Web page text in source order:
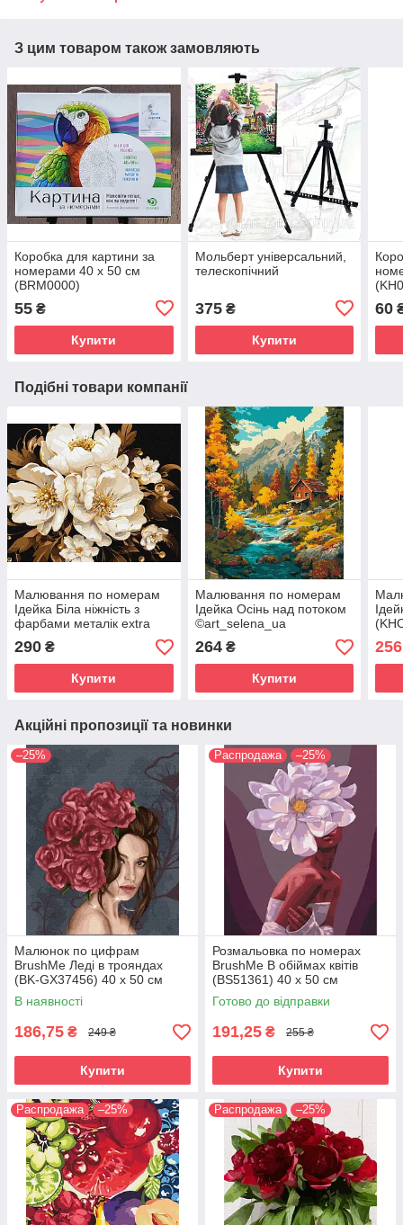
З цим товаром також замовляють
Коробка для картини за
номерами 40 х 50 см
(BRM0000)
55 ₴
Купити
Мольберт універсальний,
телескопічний
375₴
Купити
60
Подібні товари компанії
Малювання по номерам
Ідейка Біла ніжність з
фарбами металік extra
©victoria_art___
(KHO3271) 40 х 50 см
290 ₴
Купити
Малювання по номерам
Ідейка Осінь над потоком
©art_selena_ua
(KHO6416) 40 х 50 см
264₴
Купити
Акційні пропозиції та новинки
–25%
Малюнок по цифрам
BrushMe Леді в трояндах
(BK-GX37456) 40 х 50 см
В наявності
186,75 ₴ 249 ₴
Купити
Распродажа –25%
Розмальовка по номерах
BrushMe В обіймах квітів
(BS51361) 40 х 50 см
Готово до відправки
191,25 ₴ 255 ₴
Купити
Распродажа –25% Распродажа –25%